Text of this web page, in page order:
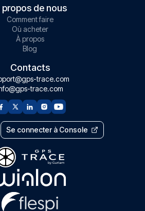
propos de nous
Comment faire
Où acheter
À propos
Blog
Contacts
trace.com
trace.com
Se connecter à Console